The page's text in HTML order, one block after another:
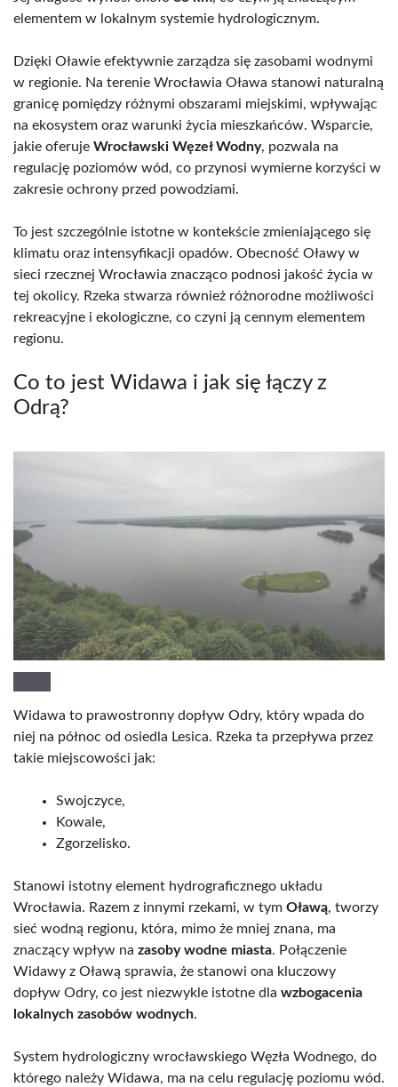
elementem w lokalnym systemie hydrologicznym.
Dzięki Oławie efektywnie zarządza się zasobami wodnymi
w regionie. Na terenie Wrocławia Oława stanowi naturalną
granicę pomiędzy różnymi obszarami miejskimi, wpływając
na ekosystem oraz warunki życia mieszkańców. Wsparcie,
jakie oferuje Wrocławski Węzeł Wodny, pozwala na
regulację poziomów wód, co przynosi wymierne korzyści w
zakresie ochrony przed powodziami.
To jest szczególnie istotne w kontekście zmieniającego się
klimatu oraz intensyfikacji opadów. Obecność Oławy w
sieci rzecznej Wrocławia znacząco podnosi jakość życia w
tej okolicy. Rzeka stwarza również różnorodne możliwości
rekreacyjne i ekologiczne, co czyni ją cennym elementem
regionu.
Co to jest Widawa i jak się łączy z
Odrą?
Widawa to prawostronny dopływ Odry, który wpada do
niej na północ od osiedla Lesica. Rzeka ta przepływa przez
takie miejscowości jak:
Swojczyce,
Kowale,
Zgorzelisko.
Stanowi istotny element hydrograficznego układu
Wrocławia. Razem z innymi rzekami, w tym Oławą, tworzy
sieć wodną regionu, która, mimo że mniej znana, ma
znaczący wpływ na zasoby wodne miasta. Połączenie
Widawy z Oławą sprawia, że stanowi ona kluczowy
dopływ Odry, co jest niezwykle istotne dla wzbogacenia
lokalnych zasobów wodnych.
System hydrologiczny wrocławskiego Węzła Wodnego, do
którego należy Widawa, ma na celu regulację poziomu wód.